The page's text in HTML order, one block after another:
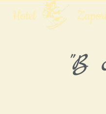
Hotel
"В